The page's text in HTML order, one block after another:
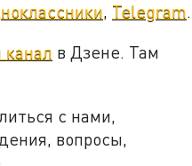
, Telegram.
в Дзене. Там
с нами,
вопросы,